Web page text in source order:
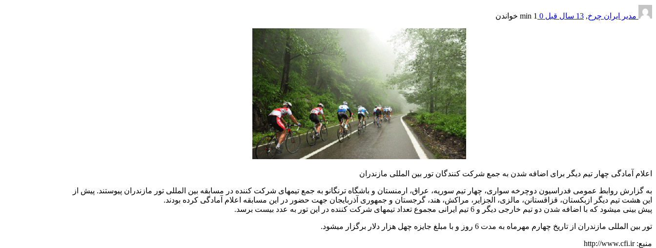
مدیر ایران چرخ, 13 سال قبل 0
1 min خواندن
اعلام آمادگی چهار تیم دیگر برای اضافه شدن به جمع شرکت کنندگان تور بین المللی مازندران
به گزارش روابط عمومی فدراسیون دوچرخه سواری، چهار تیم سوریه، عراق، ارمنستان و باشگاه ترنگانو به جمع تیمهای شرکت کننده در مسابقه بین المللی تور مازندران پیوستند. پیش از
این هشت تیم دیگر ازبکستان، قزاقستانن، مالزی، الجزایر، مراکش، هند، گرجستان و جمهوری آذربایجان جهت حضور در این مسابقه اعلام آمادگی کرده بودند.
پیش بینی میشود که با اضافه شدن دو تیم خارجی دیگر و 6 تیم ایرانی مجموع تعداد تیمهای شرکت کننده در این تور به عدد بیست برسد.
تور بین المللی مازندران از تاریخ چهارم مهرماه به مدت 6 روز و با مبلغ جایزه چهل هزار دلار برگزار میشود.
منبع: http://www.cfi.ir